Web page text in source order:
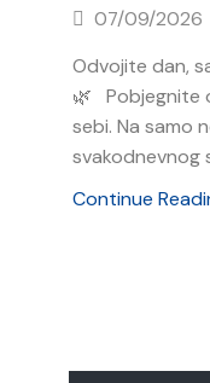
07/09/2026
Odvojite dan,
🌿 Pobjegnite
sebi. Na samo
svakodnevnog
Continue